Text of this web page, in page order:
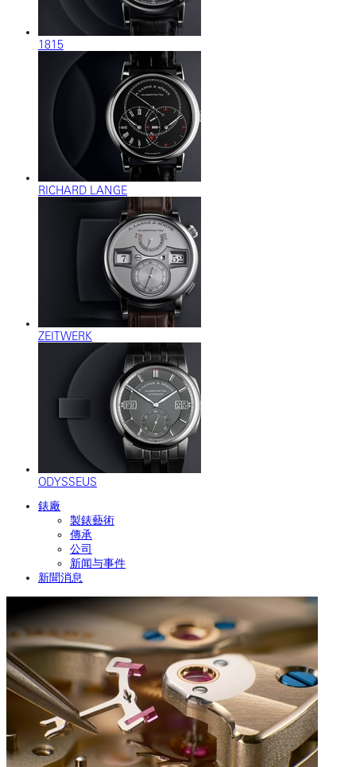
1815
RICHARD LANGE
ZEITWERK
ODYSSEUS
錶廠
製錶藝術
傳承
公司
新闻与事件
新聞消息